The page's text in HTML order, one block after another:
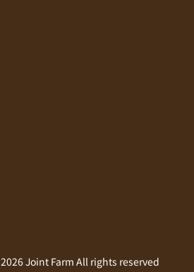
2026 Joint Farm All rights reserved